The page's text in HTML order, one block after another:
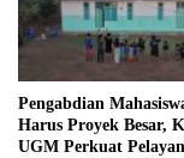
Pengabdian
Harus Proyek Besar,
UGM Perkuat